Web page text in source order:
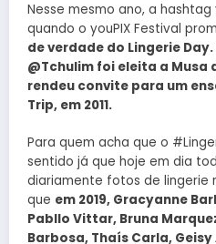
Nesse mesmo ano, a
quando o youPIX Festival
de verdade do Lingerie Day.
@Tchulim foi eleita a Musa
rendeu convite para um
Trip, em 2011.
Para quem acha que o
sentido já que hoje em dia
diariamente fotos de lingerie
que em 2019, Gracyanne
Pabllo Vittar, Bruna
Barbosa, Thaís Carla, Geisy